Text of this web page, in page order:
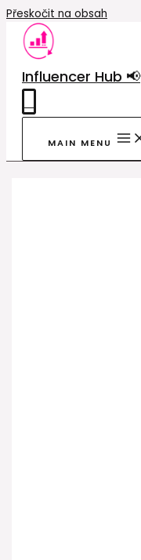
Přeskočit na obsah
Influencer Hub 📢
MAIN MENU